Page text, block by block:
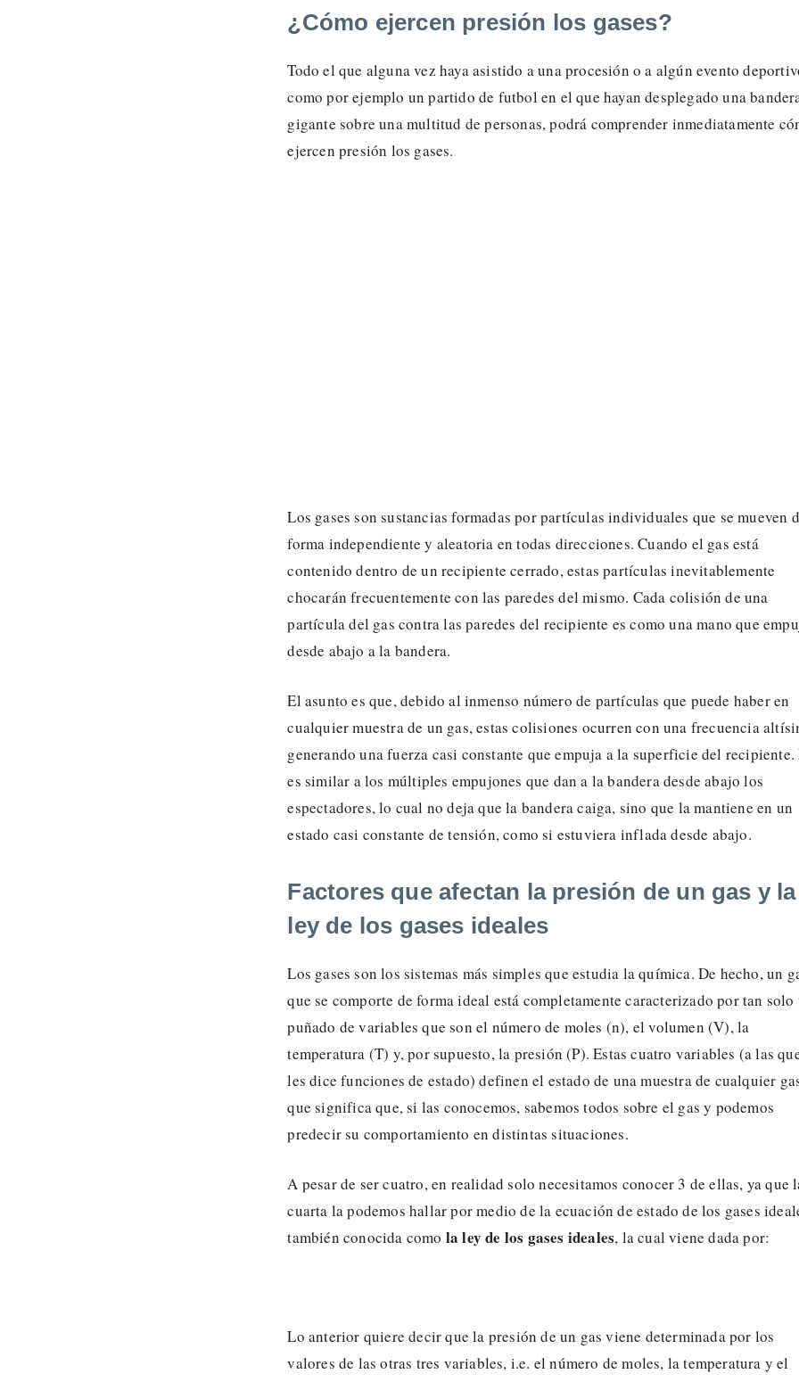
¿Cómo ejercen presión los gases?
Todo el que alguna vez haya asistido a una procesión o a algún evento
como por ejemplo un partido de futbol en el que hayan desplegado una
gigante sobre una multitud de personas, podrá comprender inmediatamente
ejercen presión los gases.
Los gases son sustancias formadas por partículas individuales que se mueven
forma independiente y aleatoria en todas direcciones. Cuando el gas está
contenido dentro de un recipiente cerrado, estas partículas inevitablemente
chocarán frecuentemente con las paredes del mismo. Cada colisión de una
partícula del gas contra las paredes del recipiente es como una mano que
desde abajo a la bandera.
El asunto es que, debido al inmenso número de partículas que puede haber en
cualquier muestra de un gas, estas colisiones ocurren con una frecuencia
generando una fuerza casi constante que empuja a la superficie del recipiente.
es similar a los múltiples empujones que dan a la bandera desde abajo los
espectadores, lo cual no deja que la bandera caiga, sino que la mantiene en un
estado casi constante de tensión, como si estuviera inflada desde abajo.
Factores que afectan la presión de un gas y la
ley de los gases ideales
Los gases son los sistemas más simples que estudia la química. De hecho, un
que se comporte de forma ideal está completamente caracterizado por tan solo
puñado de variables que son el número de moles (n), el volumen (V), la
temperatura (T) y, por supuesto, la presión (P). Estas cuatro variables (a las
les dice funciones de estado) definen el estado de una muestra de cualquier
que significa que, si las conocemos, sabemos todos sobre el gas y podemos
predecir su comportamiento en distintas situaciones.
A pesar de ser cuatro, en realidad solo necesitamos conocer 3 de ellas, ya que
cuarta la podemos hallar por medio de la ecuación de estado de los gases
también conocida como la ley de los gases ideales, la cual viene dada por:
Lo anterior quiere decir que la presión de un gas viene determinada por los
valores de las otras tres variables, i.e. el número de moles, la temperatura y el